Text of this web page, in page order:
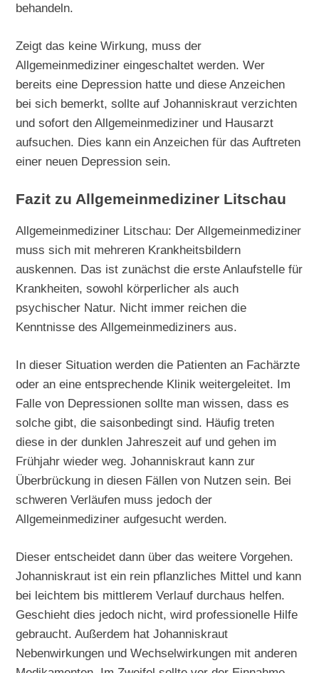
behandeln.
Zeigt das keine Wirkung, muss der
Allgemeinmediziner eingeschaltet werden. Wer
bereits eine Depression hatte und diese Anzeichen
bei sich bemerkt, sollte auf Johanniskraut verzichten
und sofort den Allgemeinmediziner und Hausarzt
aufsuchen. Dies kann ein Anzeichen für das Auftreten
einer neuen Depression sein.
Fazit zu Allgemeinmediziner Litschau
Allgemeinmediziner Litschau: Der Allgemeinmediziner
muss sich mit mehreren Krankheitsbildern
auskennen. Das ist zunächst die erste Anlaufstelle für
Krankheiten, sowohl körperlicher als auch
psychischer Natur. Nicht immer reichen die
Kenntnisse des Allgemeinmediziners aus.
In dieser Situation werden die Patienten an Fachärzte
oder an eine entsprechende Klinik weitergeleitet. Im
Falle von Depressionen sollte man wissen, dass es
solche gibt, die saisonbedingt sind. Häufig treten
diese in der dunklen Jahreszeit auf und gehen im
Frühjahr wieder weg. Johanniskraut kann zur
Überbrückung in diesen Fällen von Nutzen sein. Bei
schweren Verläufen muss jedoch der
Allgemeinmediziner aufgesucht werden.
Dieser entscheidet dann über das weitere Vorgehen.
Johanniskraut ist ein rein pflanzliches Mittel und kann
bei leichtem bis mittlerem Verlauf durchaus helfen.
Geschieht dies jedoch nicht, wird professionelle Hilfe
gebraucht. Außerdem hat Johanniskraut
Nebenwirkungen und Wechselwirkungen mit anderen